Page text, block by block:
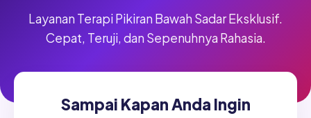
Layanan Terapi Pikiran Bawah Sadar Eksklusif.
Cepat, Teruji, dan Sepenuhnya Rahasia.
Sampai Kapan Anda Ingin